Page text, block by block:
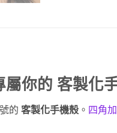
屬你的 客製化
的 客製化手機殼 。 四角